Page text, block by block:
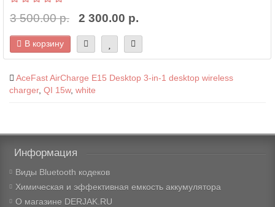
3 500.00 р. 2 300.00 р.
В корзину
AceFast AirCharge E15 Desktop 3-in-1 desktop wireless
charger, QI 15w, white
Информация
Виды Bluetooth кодеков
Химическая и эффективная емкость аккумулятора
О магазине DERJAK.RU